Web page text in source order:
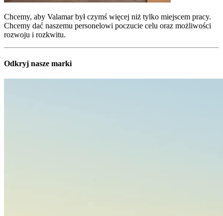
Chcemy, aby Valamar był czymś więcej niż tylko miejscem pracy.
Chcemy dać naszemu personelowi poczucie celu oraz możliwości
rozwoju i rozkwitu.
Odkryj nasze marki